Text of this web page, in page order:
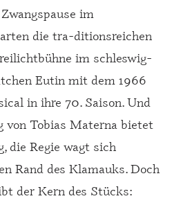
im
die tra-ditionsreichen
im schleswig-
Eutin mit dem 1966
in ihre 70. Saison. Und
von Tobias Materna bietet
die Regie wagt sich
Rand des Klamauks. Doch
der Kern des Stücks: